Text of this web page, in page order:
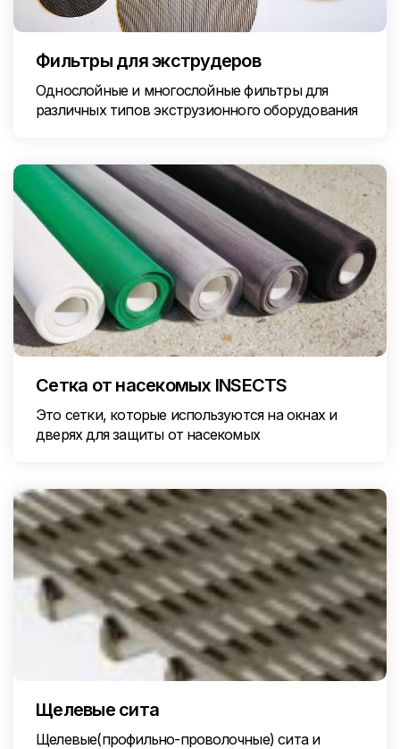
Фильтры для экструдеров
Однослойные и многослойные фильтры для
различных типов экструзионного оборудования
Сетка от насекомых INSECTS
Это сетки, которые используются на окнах и
дверях для защиты от насекомых
Щелевые сита
Щелевые(профильно-проволочные) сита и